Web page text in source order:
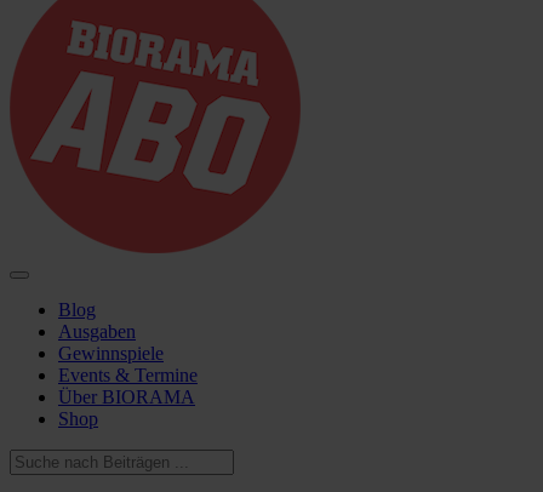
Blog
Ausgaben
Gewinnspiele
Events & Termine
Über BIORAMA
Shop